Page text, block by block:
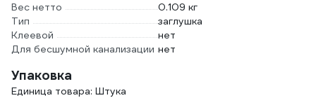
Вес нетто
0.109 кг
Тип
заглушка
Клеевой
нет
Для бесшумной канализации нет
Упаковка
Единица товара: Штука